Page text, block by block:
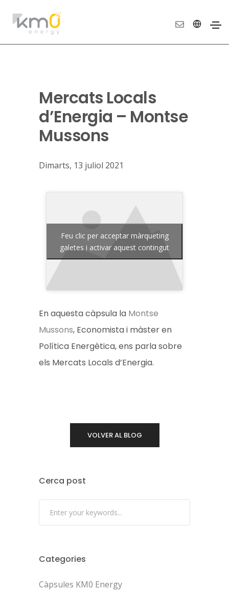
Mercats Locals
d’Energia – Montse
Mussons
Dimarts, 13 juliol 2021
Feu clic per acceptar màrqueting
galetes i activar aquest contingut
En aquesta càpsula la Montse
Mussons, Economista i màster en
Política Energètica, ens parla sobre
els Mercats Locals d’Energia.
VOLVER AL BLOG
Cerca post
Categories
Càpsules KM0 Energy